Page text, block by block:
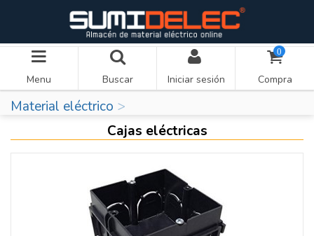
Menu Buscar Iniciar sesión
0
Compra
Material eléctrico
Cajas eléctricas